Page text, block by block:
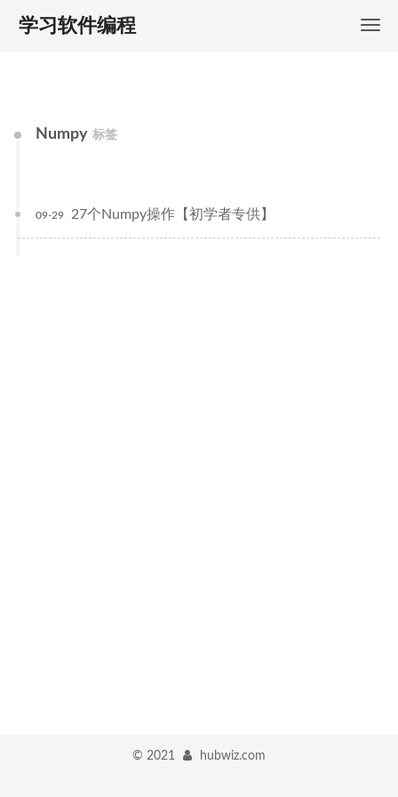
学习软件编程
Numpy 标签
27个Numpy操作【初学者专供】
09-29
© 2021 hubwiz.com